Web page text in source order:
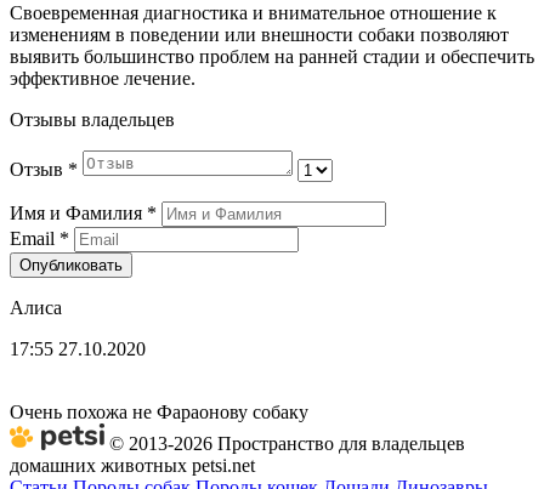
Своевременная диагностика и внимательное отношение к
изменениям в поведении или внешности собаки позволяют
выявить большинство проблем на ранней стадии и обеспечить
эффективное лечение.
Отзывы владельцев
Отзыв *
Имя и Фамилия *
Email *
Опубликовать
Алиса
17:55 27.10.2020
Очень похожа не Фараонову собаку
© 2013-2026 Пространство для владельцев
домашних животных petsi.net